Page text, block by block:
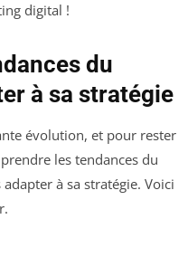
digital !
du
à sa stratégie
évolution, et pour rester
les tendances du
à sa stratégie. Voici